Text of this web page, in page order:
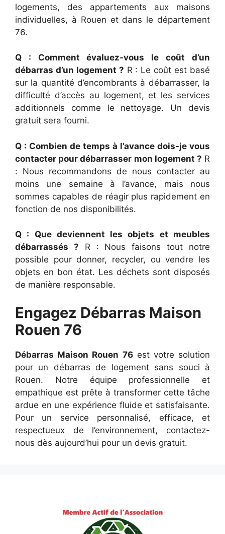
logements, des appartements aux maisons
individuelles, à Rouen et dans le département
76.
Q : Comment évaluez-vous le coût d’un
débarras d’un logement ? R : Le coût est basé
sur la quantité d’encombrants à débarrasser, la
difficulté d’accès au logement, et les services
additionnels comme le nettoyage. Un devis
gratuit sera fourni.
Q : Combien de temps à l’avance dois-je vous
contacter pour débarrasser mon logement ? R
: Nous recommandons de nous contacter au
moins une semaine à l’avance, mais nous
sommes capables de réagir plus rapidement en
fonction de nos disponibilités.
Q : Que deviennent les objets et meubles
débarrassés ? R : Nous faisons tout notre
possible pour donner, recycler, ou vendre les
objets en bon état. Les déchets sont disposés
de manière responsable.
Engagez Débarras Maison
Rouen 76
Débarras Maison Rouen 76est votre solution
pour un débarras de logement sans souci à
Rouen. Notre équipe professionnelle et
empathique est prête à transformer cette tâche
ardue en une expérience fluide et satisfaisante.
Pour un service personnalisé, efficace, et
respectueux de l’environnement, contactez-
nous dès aujourd’hui pour un devis gratuit.